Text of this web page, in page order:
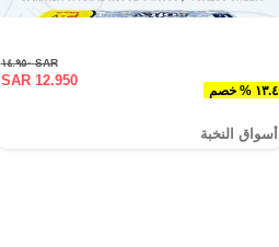
١٣.٤ % خصم
SAR ١٤.٩٥٠
SAR 12.950
أسواق النخبة